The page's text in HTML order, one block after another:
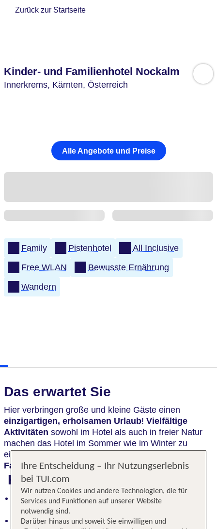
Zurück zur Startseite
Kinder- und Familienhotel Nockalm
Innerkrems, Kärnten, Österreich
Alle Angebote und Preise
Family Pistenhotel
All Inclusive
Free WLAN
Bewusste Ernährung
Wandern
Das erwartet Sie
Hier verbringen große und kleine Gäste einen
einzigartigen, erholsamen Urlaub! Vielfältige
Aktivitäten sowohl im Hotel als auch in freier Natur
machen das Hotel im Sommer wie im Winter zu
einem
Familie.
Highlights
Familienfreundlich: Vielfältige Aktivitäten für Groß
und Klein
Idyllische Lage mit herrliche Bergkulisse
Ihre Entscheidung – Ihr Nutzungserlebnis
bei TUI.com
Wir nutzen Cookies und andere Technologien, die für
Services und Funktionen auf unserer Website
notwendig sind.
Darüber hinaus und soweit Sie einwilligen und